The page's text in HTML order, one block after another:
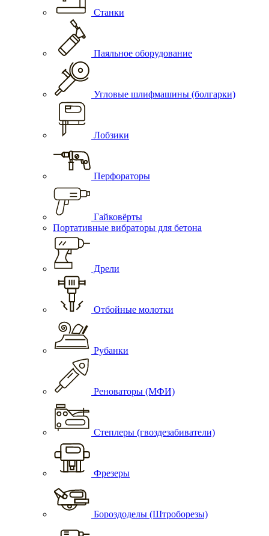
Станки
Паяльное оборудование
Угловые шлифмашины (болгарки)
Лобзики
Перфораторы
Гайковёрты
Портативные вибраторы для бетона
Дрели
Отбойные молотки
Рубанки
Реноваторы (МФИ)
Степлеры (гвоздезабиватели)
Фрезеры
Бороздоделы (Штроборезы)